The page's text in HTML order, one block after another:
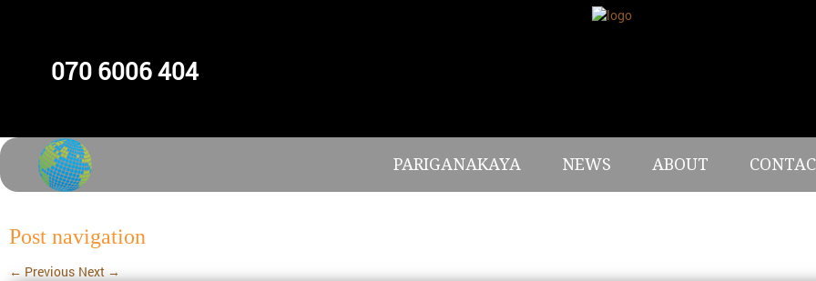
070 6006 404
PARIGANAKAYA NEWS ABOUT
Post navigation
← Previous Next →